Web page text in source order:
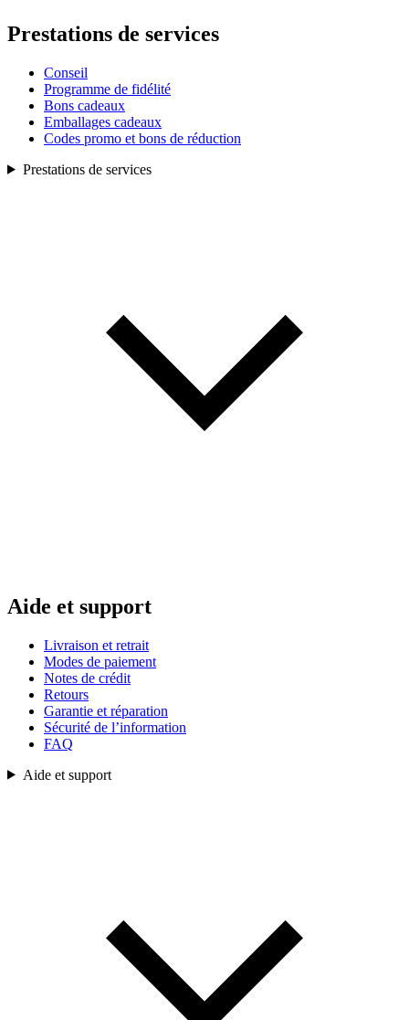
Prestations de services
Conseil
Programme de fidélité
Bons cadeaux
Emballages cadeaux
Codes promo et bons de réduction
Prestations de services
Aide et support
Livraison et retrait
Modes de paiement
Notes de crédit
Retours
Garantie et réparation
Sécurité de l’information
FAQ
Aide et support